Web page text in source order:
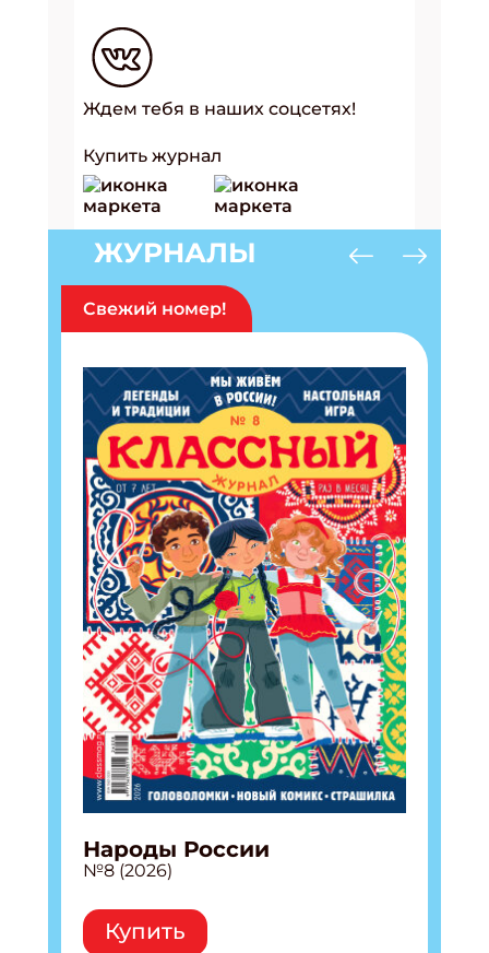
Ждем тебя в наших соцсетях!
Купить журнал
ЖУРНАЛЫ
Свежий номер!
Народы России
№8 (2026)
Купить